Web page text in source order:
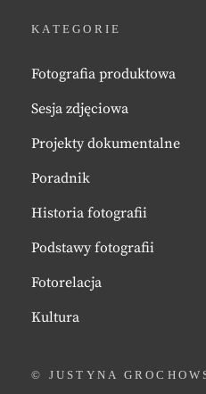
KATEGORIE
Fotografia produktowa
Sesja zdjęciowa
Projekty dokumentalne
Poradnik
Historia fotografii
Podstawy fotografii
Fotorelacja
Kultura
© JUSTYNA